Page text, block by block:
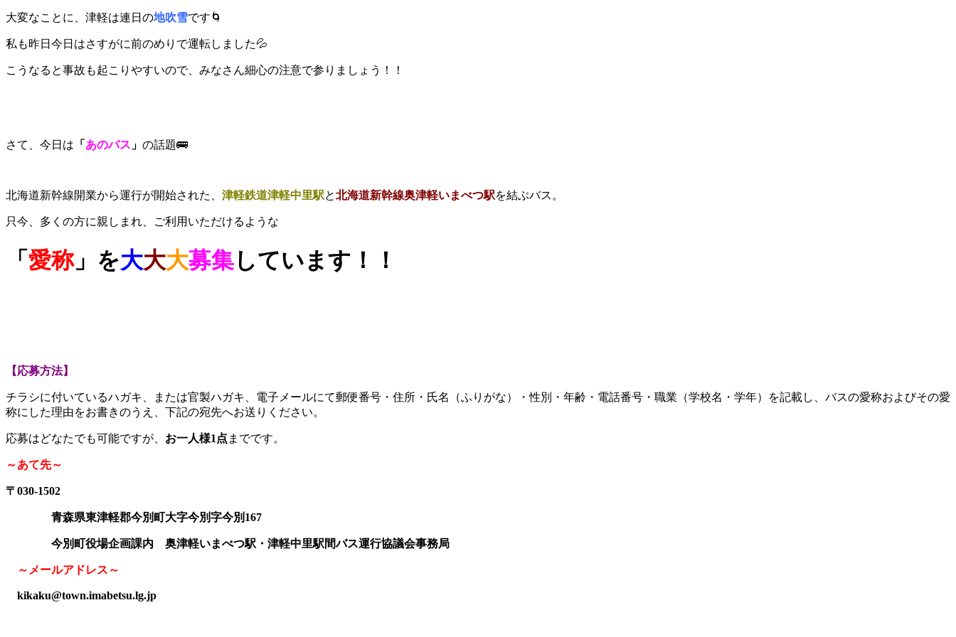
大変なことに、津軽は連日の地吹雪です🌀
私も昨日今日はさすがに前のめりで運転しました💦
こうなると事故も起こりやすいので、みなさん細心の注意で参りましょう！！
さて、今日は 「 あのバス 」 の話題🚌
北海道新幹線開業から運行が開始された、 津軽鉄道津軽中里駅と北海道新幹線奥津軽いまべつ駅を結ぶバス。
只今、多くの方に親しまれ、ご利用いただけるような
「 愛称」を大大大募集しています！！
【応募方法】
チラシに付いているハガキ、または官製ハガキ、電子メールにて郵便番号・住所・氏名（ふりがな）・性別・年齢・電話番号・職業（学校名・学年）を記載し、バスの愛称およびその愛
称にした理由をお書きのうえ、下記の宛先へお送りください。
応募はどなたでも可能ですが、 お一人様1点 までです。
～あて先～
〒030-1502
青森県東津軽郡今別町大字今別字今別167
今別町役場企画課内 奥津軽いまべつ駅・津軽中里駅間バス運行協議会事務局
～メールアドレス～
kikaku@town.imabetsu.lg.jp